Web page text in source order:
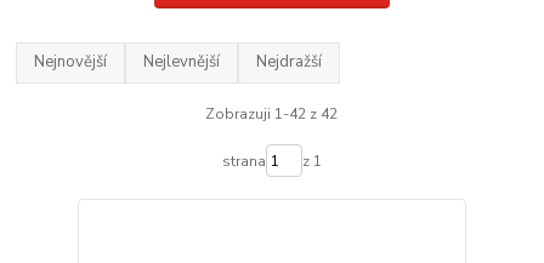
Nejnovější Nejlevnější Nejdražší
Zobrazuji 1-42 z 42
strana z 1